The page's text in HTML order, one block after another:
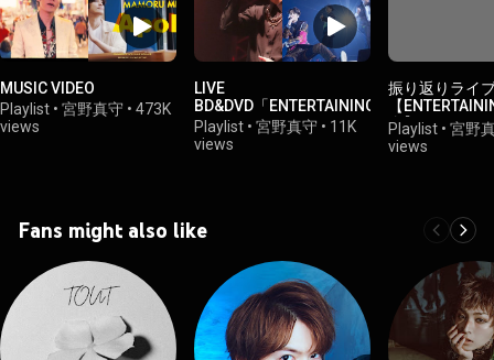
MUSIC VIDEO
Playlist • 宮野真守 • 473K
views
LIVE
BD&DVD「ENTERTAINING!」
Playlist • 宮野真守 • 11K
views
振り返りライ
【
念】
Playlist • 宮野
views
Fans might also like